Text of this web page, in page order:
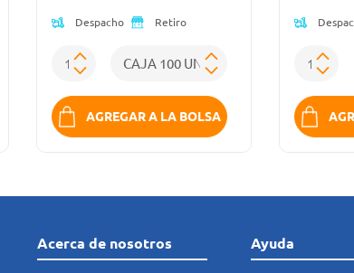
Despacho Retiro
AGREGAR A LA BOLSA
Acerca de nosotros Ayuda